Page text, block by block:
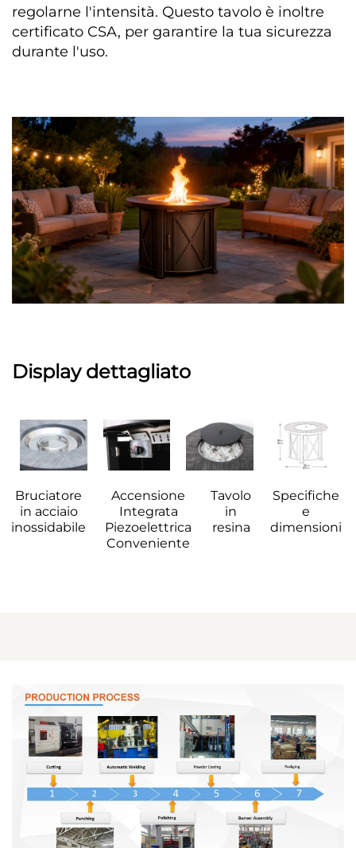
regolarne l'intensità. Questo tavolo è inoltre
certificato CSA, per garantire la tua sicurezza
durante l'uso.
Display dettagliato
Bruciatore
in acciaio
inossidabile
Accensione
Integrata
Piezoelettrica
Conveniente
Tavolo
in
resina
Specifiche
e
dimensioni